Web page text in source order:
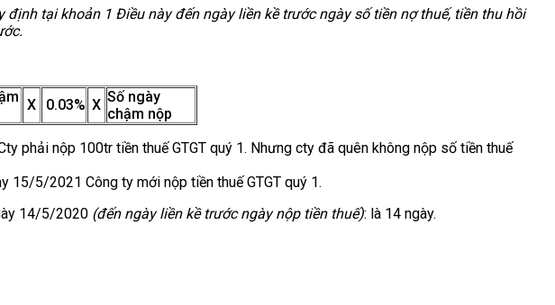
địnhtại khoản 1 Điều nàyđến ngày liền kề trước ngàysố tiền nợ thuế, tiền thu hồi
X 0.03% X Số ngày
chậm nộp
phải nộp 100tr tiền thuế GTGT quý 1. Nhưng cty đã quên không nộp số tiền thuế
15/5/2021 Công ty mới nộp tiền thuế GTGT quý 1.
14/5/2020 (đến ngày liền kề trước ngày nộp tiền thuế): là 14 ngày.